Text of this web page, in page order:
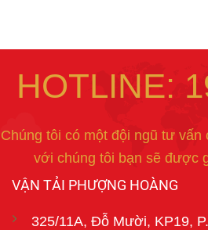
HOTLINE:
Chúng tôi có một đội ngũ tư vấn
với chúng tôi bạn sẽ được
VẬN TẢI PHƯỢNG HOÀNG
325/11A, Đỗ Mười, KP19,